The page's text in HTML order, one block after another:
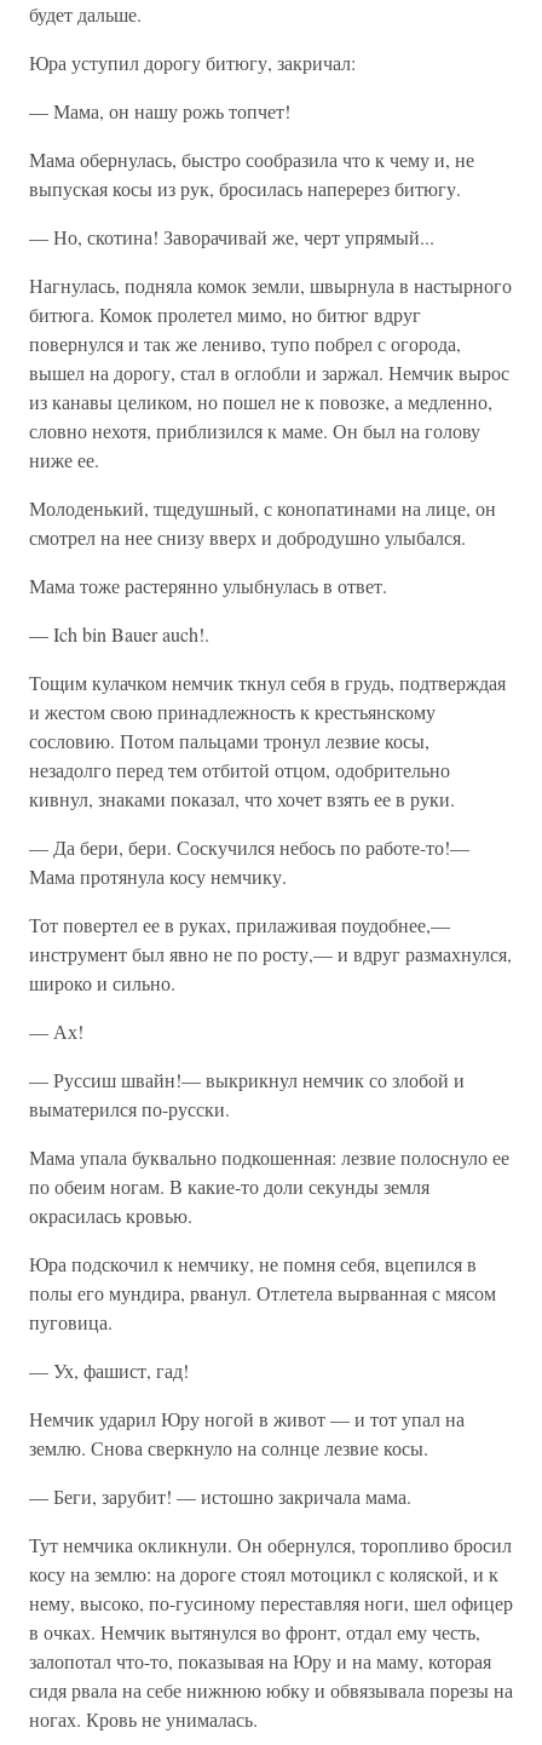
будет дальше.
Юра уступил дорогу битюгу, закричал:
— Мама, он нашу рожь топчет!
Мама обернулась, быстро сообразила что к чему и, не
выпуская косы из рук, бросилась наперерез битюгу.
— Но, скотина! Заворачивай же, черт упрямый...
Нагнулась, подняла комок земли, швырнула в настырного
битюга. Комок пролетел мимо, но битюг вдруг
повернулся и так же лениво, тупо побрел с огорода,
вышел на дорогу, стал в оглобли и заржал. Немчик вырос
из канавы целиком, но пошел не к повозке, а медленно,
словно нехотя, приблизился к маме. Он был на голову
ниже ее.
Молоденький, тщедушный, с конопатинами на лице, он
смотрел на нее снизу вверх и добродушно улыбался.
Мама тоже растерянно улыбнулась в ответ.
— Ich bin Bauer auch!.
Тощим кулачком немчик ткнул себя в грудь, подтверждая
и жестом свою принадлежность к крестьянскому
сословию. Потом пальцами тронул лезвие косы,
незадолго перед тем отбитой отцом, одобрительно
кивнул, знаками показал, что хочет взять ее в руки.
— Да бери, бери. Соскучился небось по работе-то!—
Мама протянула косу немчику.
Тот повертел ее в руках, прилаживая поудобнее,—
инструмент был явно не по росту,— и вдруг размахнулся,
широко и сильно.
— Ах!
— Руссиш швайн!— выкрикнул немчик со злобой и
выматерился по-русски.
Мама упала буквально подкошенная: лезвие полоснуло ее
по обеим ногам. В какие-то доли секунды земля
окрасилась кровью.
Юра подскочил к немчику, не помня себя, вцепился в
полы его мундира, рванул. Отлетела вырванная с мясом
пуговица.
— Ух, фашист, гад!
Немчик ударил Юру ногой в живот — и тот упал на
землю. Снова сверкнуло на солнце лезвие косы.
— Беги, зарубит! — истошно закричала мама.
Тут немчика окликнули. Он обернулся, торопливо бросил
косу на землю: на дороге стоял мотоцикл с коляской, и к
нему, высоко, по-гусиному переставляя ноги, шел офицер
в очках. Немчик вытянулся во фронт, отдал ему честь,
залопотал что-то, показывая на Юру и на маму, которая
сидя рвала на себе нижнюю юбку и обвязывала порезы на
ногах. Кровь не унималась.